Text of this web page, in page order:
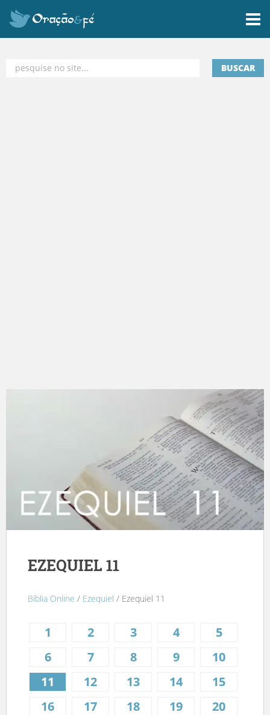
EZEQUIEL 11
Bíblia Online / Ezequiel / Ezequiel 11
1 2 3 4
5
6
7 8 9
10
11
12 13 14
15
16
17 18 19
20